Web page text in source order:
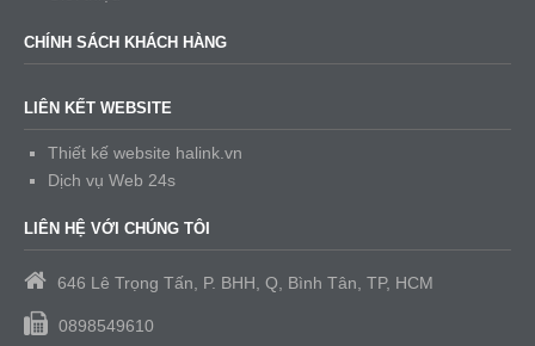
CHÍNH SÁCH KHÁCH HÀNG
LIÊN KẾT WEBSITE
Thiết kế website halink.vn
Dịch vụ Web 24s
LIÊN HỆ VỚI CHÚNG TÔI
646 Lê Trọng Tấn, P. BHH, Q, Bình Tân, TP, HCM
0898549610